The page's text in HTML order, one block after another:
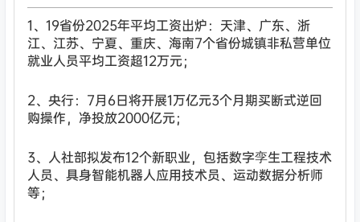
1、19省份2025年平均工资出炉：天津、广东、浙
江、江苏、宁夏、重庆、海南7个省份城镇非私营单位
就业人员平均工资超12万元；
2、央行：7月6日将开展1万亿元3个月期买断式逆回
购操作，净投放2000亿元；
3、人社部拟发布12个新职业，包括数字孪生工程技术
人员、具身智能机器人应用技术员、运动数据分析师
等；